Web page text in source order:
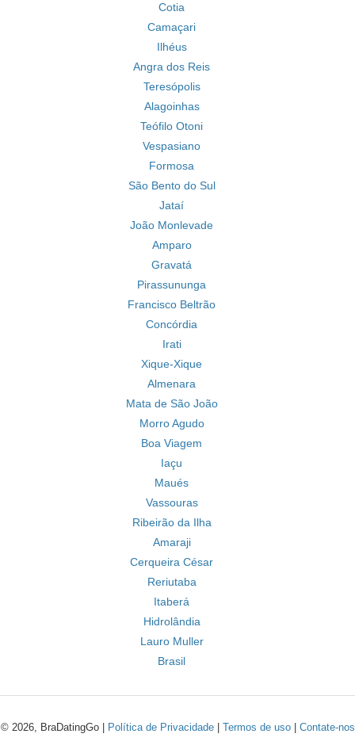
Cotia
Camaçari
Ilhéus
Angra dos Reis
Teresópolis
Alagoinhas
Teófilo Otoni
Vespasiano
Formosa
São Bento do Sul
Jataí
João Monlevade
Amparo
Gravatá
Pirassununga
Francisco Beltrão
Concórdia
Irati
Xique-Xique
Almenara
Mata de São João
Morro Agudo
Boa Viagem
Iaçu
Maués
Vassouras
Ribeirão da Ilha
Amaraji
Cerqueira César
Reriutaba
Itaberá
Hidrolândia
Lauro Muller
Brasil
© 2026, BraDatingGo | Política de Privacidade| Termos de uso| Contate-nos